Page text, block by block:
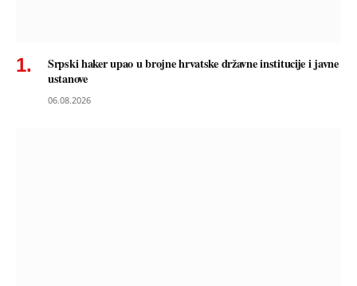
Srpski haker upao u brojne hrvatske državne institucije i javne
ustanove
06.08.2026